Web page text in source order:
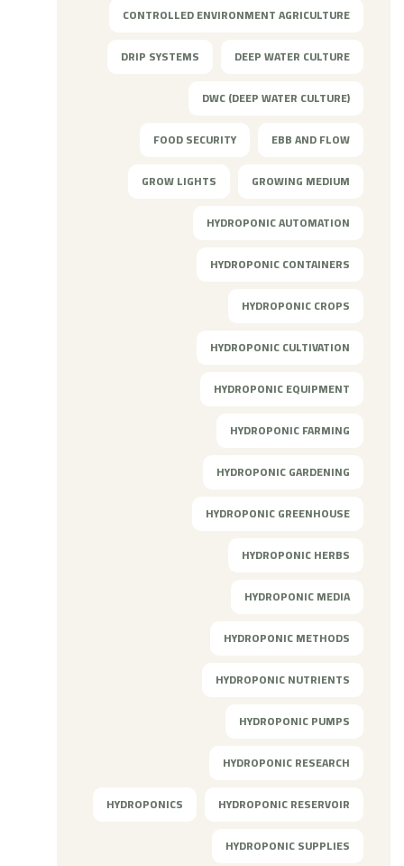
CONTROLLED ENVIRONMENT AGRICULTURE
DEEP WATER CULTURE
DRIP SYSTEMS
DWC (DEEP WATER CULTURE)
EBB AND FLOW
FOOD SECURITY
GROWING MEDIUM
GROW LIGHTS
HYDROPONIC AUTOMATION
HYDROPONIC CONTAINERS
HYDROPONIC CROPS
HYDROPONIC CULTIVATION
HYDROPONIC EQUIPMENT
HYDROPONIC FARMING
HYDROPONIC GARDENING
HYDROPONIC GREENHOUSE
HYDROPONIC HERBS
HYDROPONIC MEDIA
HYDROPONIC METHODS
HYDROPONIC NUTRIENTS
HYDROPONIC PUMPS
HYDROPONIC RESEARCH
HYDROPONIC RESERVOIR
HYDROPONICS
HYDROPONIC SUPPLIES